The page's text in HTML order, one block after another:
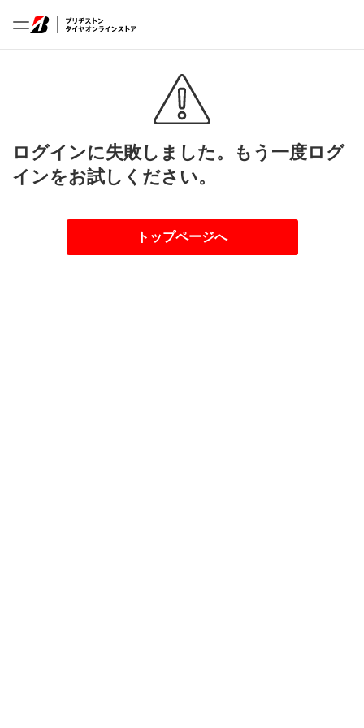
ログインに失敗しました。もう一度ログ
インをお試しください。
トップページへ